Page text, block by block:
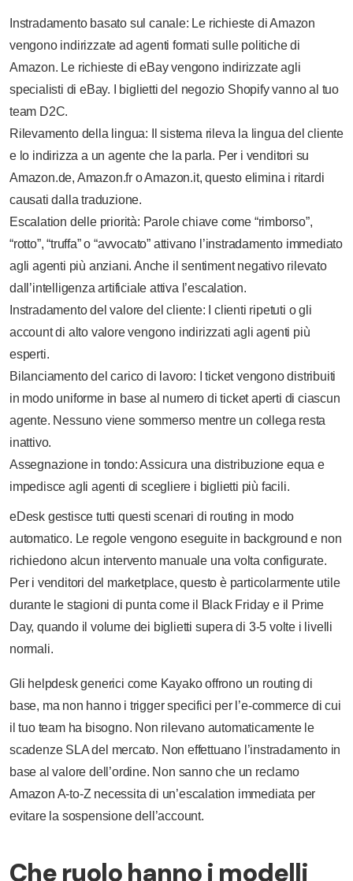
Instradamento basato sul canale: Le richieste di Amazon
vengono indirizzate ad agenti formati sulle politiche di
Amazon. Le richieste di eBay vengono indirizzate agli
specialisti di eBay. I biglietti del negozio Shopify vanno al tuo
team D2C.
Rilevamento della lingua: Il sistema rileva la lingua del cliente
e lo indirizza a un agente che la parla. Per i venditori su
Amazon.de, Amazon.fr o Amazon.it, questo elimina i ritardi
causati dalla traduzione.
Escalation delle priorità: Parole chiave come “rimborso”,
“rotto”, “truffa” o “avvocato” attivano l’instradamento immediato
agli agenti più anziani. Anche il sentiment negativo rilevato
dall’intelligenza artificiale attiva l’escalation.
Instradamento del valore del cliente: I clienti ripetuti o gli
account di alto valore vengono indirizzati agli agenti più
esperti.
Bilanciamento del carico di lavoro: I ticket vengono distribuiti
in modo uniforme in base al numero di ticket aperti di ciascun
agente. Nessuno viene sommerso mentre un collega resta
inattivo.
Assegnazione in tondo: Assicura una distribuzione equa e
impedisce agli agenti di scegliere i biglietti più facili.
eDesk gestisce tutti questi scenari di routing in modo
automatico. Le regole vengono eseguite in background e non
richiedono alcun intervento manuale una volta configurate.
Per i venditori del marketplace, questo è particolarmente utile
durante le stagioni di punta come il Black Friday e il Prime
Day, quando il volume dei biglietti supera di 3-5 volte i livelli
normali.
Gli helpdesk generici come Kayako offrono un routing di
base, ma non hanno i trigger specifici per l’e-commerce di cui
il tuo team ha bisogno. Non rilevano automaticamente le
scadenze SLA del mercato. Non effettuano l’instradamento in
base al valore dell’ordine. Non sanno che un reclamo
Amazon A-to-Z necessita di un’escalation immediata per
evitare la sospensione dell’account.
Che ruolo hanno i modelli